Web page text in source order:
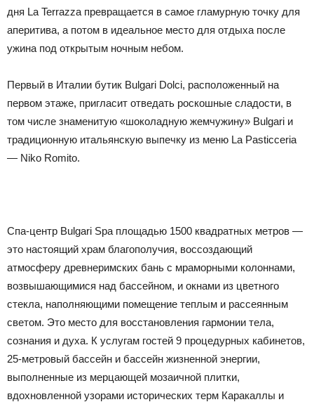
дня La Terrazza превращается в самое гламурную точку для
аперитива, а потом в идеальное место для отдыха после
ужина под открытым ночным небом.
Первый в Италии бутик Bulgari Dolci, расположенный на
первом этаже, пригласит отведать роскошные сладости, в
том числе знаменитую «шоколадную жемчужину» Bulgari и
традиционную итальянскую выпечку из меню La Pasticceria
— Niko Romito.
Спа-центр Bulgari Spa площадью 1500 квадратных метров —
это настоящий храм благополучия, воссоздающий
атмосферу древнеримских бань с мраморными колоннами,
возвышающимися над бассейном, и окнами из цветного
стекла, наполняющими помещение теплым и рассеянным
светом. Это место для восстановления гармонии тела,
сознания и духа. К услугам гостей 9 процедурных кабинетов,
25-метровый бассейн и бассейн жизненной энергии,
выполненные из мерцающей мозаичной плитки,
вдохновленной узорами исторических терм Каракаллы и